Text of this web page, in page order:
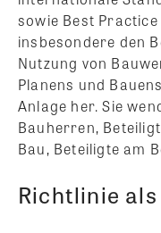
sowie Best
insbesondere den
Nutzung von
Planens und
Anlage her. Sie
Bauherren,
Bau, Beteiligte am
Richtlinie